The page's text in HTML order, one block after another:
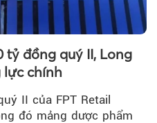
tỷ đồng quý II, Long
lực chính
II của FPT Retail
đó mảng dược phẩm